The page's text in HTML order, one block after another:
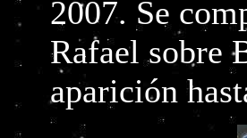
2007. Se
Rafael sobre
aparición